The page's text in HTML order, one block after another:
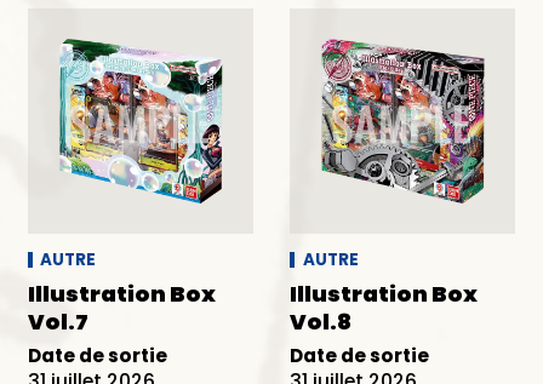
AUTRE
Illustration Box
Vol.7
Date de sortie
AUTRE
Illustration Box
Vol.8
Date de sortie